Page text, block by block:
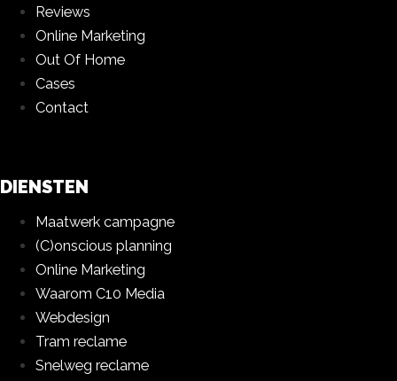
Reviews
Online Marketing
Out Of Home
Cases
Contact
DIENSTEN
Maatwerk campagne
(C)onscious planning
Online Marketing
Waarom C10 Media
Webdesign
Tram reclame
Snelweg reclame